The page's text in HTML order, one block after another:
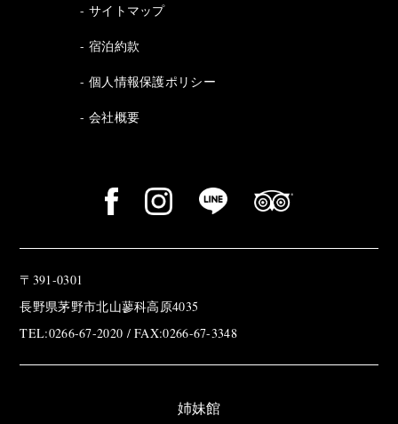
サイトマップ
宿泊約款
個人情報保護ポリシー
会社概要
〒391-0301
長野県茅野市北山蓼科高原4035
TEL:0266-67-2020 / FAX:0266-67-3348
姉妹館